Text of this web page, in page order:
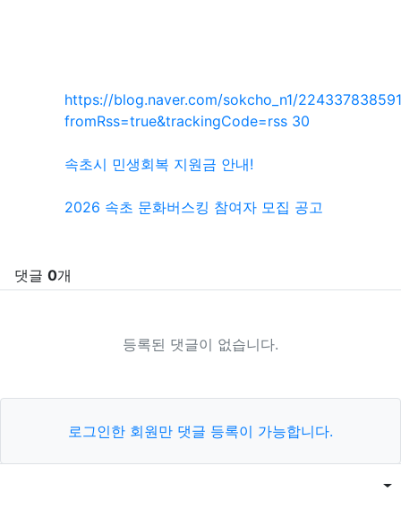
관련자료https://blog.naver.com/sokcho_n1/
fromRss=true&trackingCode=rss 30
속초시 민생회복 지원금 안내!
2026 속초 문화버스킹 참여자 모집 공고
댓글 0개
등록된 댓글이 없습니다.
로그인한 회원만 댓글 등록이 가능합니다.
목록게